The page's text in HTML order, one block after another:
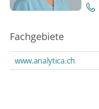
Fachgebiete
www.analytica.ch